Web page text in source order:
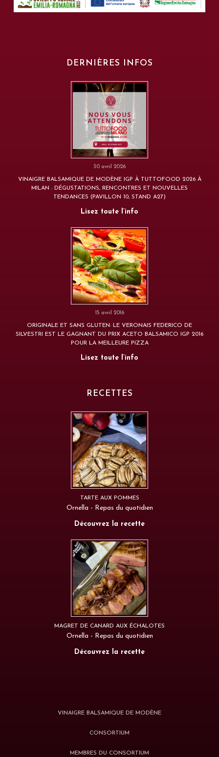
DERNIÈRES INFOS
30 avril 2026
VINAIGRE BALSAMIQUE DE MODÈNE IGP À TUTTOFOOD 2026 À
MILAN : DÉGUSTATIONS, RENCONTRES ET NOUVELLES
TENDANCES (PAVILLON 10, STAND A27)
Lisez toute l’info
15 avril 2016
ORIGINALE ET SANS GLUTEN: LE VERONAIS FEDERICO DE
SILVESTRI EST LE GAGNANT DU PRIX ACETO BALSAMICO IGP 2016
POUR LA MEILLEURE PIZZA
Lisez toute l’info
RECETTES
TARTE AUX POMMES
Ornella - Repas du quotidien
Découvrez la recette
MAGRET DE CANARD AUX ÉCHALOTES
Ornella - Repas du quotidien
Découvrez la recette
VINAIGRE BALSAMIQUE DE MODÈNE
CONSORTIUM
MEMBRES DU CONSORTIUM